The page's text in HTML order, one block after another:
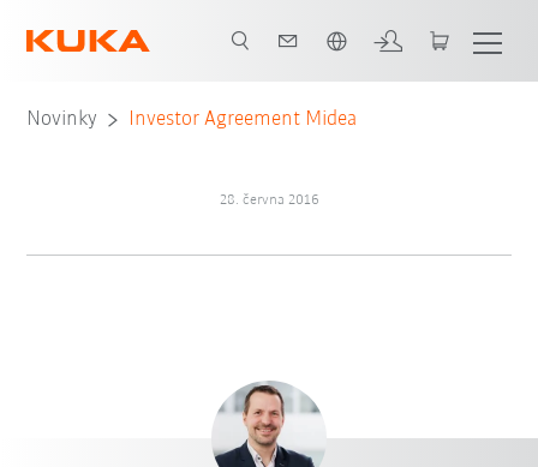
Novinky Investor Agreement Midea
28. června 2016